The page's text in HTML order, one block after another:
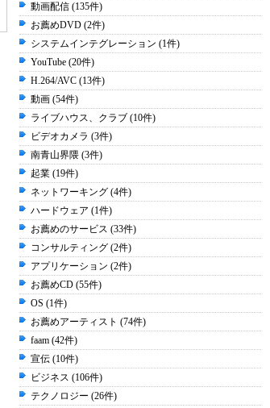
動画配信 (135件)
お薦めDVD (2件)
システムインテグレーション (1件)
YouTube (20件)
H.264/AVC (13件)
動画 (54件)
ライブハウス、クラブ (10件)
ビデオカメラ (3件)
南青山界隈 (3件)
起業 (19件)
ネットワーキング (4件)
ハードウェア (1件)
お薦めのサービス (33件)
コンサルティング (2件)
アプリケーション (2件)
お薦めCD (55件)
OS (1件)
お薦めアーティスト (74件)
faam (42件)
宣伝 (10件)
ビジネス (106件)
テクノロジー (26件)